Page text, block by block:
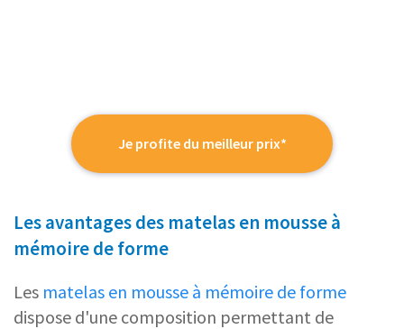
Je profite du meilleur prix*
Les avantages des matelas en mousse à
mémoire de forme
Les matelas en mousse à mémoire de forme
dispose d'une composition permettant de